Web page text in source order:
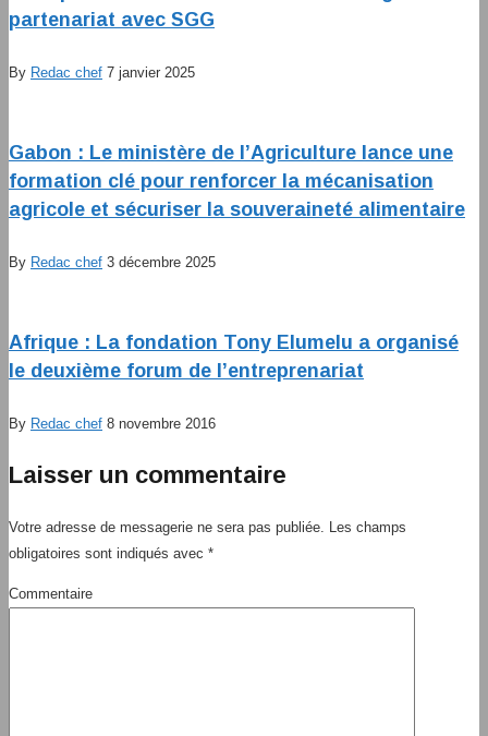
partenariat avec SGG
By Redac chef 7 janvier 2025
Gabon : Le ministère de l’Agriculture lance une
formation clé pour renforcer la mécanisation
agricole et sécuriser la souveraineté alimentaire
By Redac chef 3 décembre 2025
Afrique : La fondation Tony Elumelu a organisé
le deuxième forum de l’entreprenariat
By Redac chef 8 novembre 2016
Laisser un commentaire
Votre adresse de messagerie ne sera pas publiée. Les champs
obligatoires sont indiqués avec *
Commentaire